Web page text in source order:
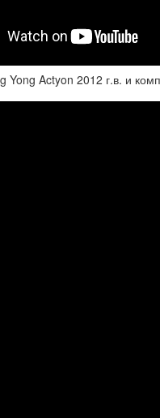
Yong Actyon 2012 г.в. и